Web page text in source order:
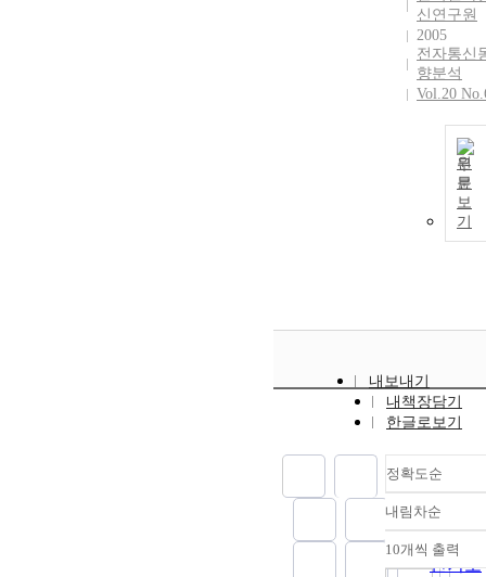
신연구원
2005
전자통신
향분석
Vol.20
원
문
보
기
내보내기
내책장담기
한글로보기
정확도순
정확도
순
인기도
내림차순
내림차
10개씩 출력